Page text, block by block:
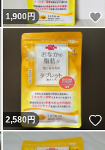
いいね！
1,900円
いいね！
2,580円